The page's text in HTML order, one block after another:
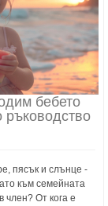
бебето
пясък и слънце -
към семейната
член? От кога е